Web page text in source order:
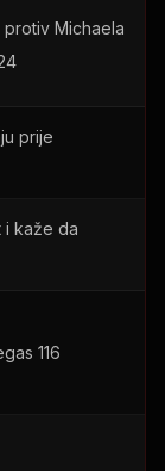
Michaela
prije
i kaže da
116